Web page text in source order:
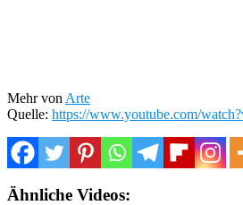
Mehr von Arte
Quelle: https://www.youtube.com/
Ähnliche Videos: